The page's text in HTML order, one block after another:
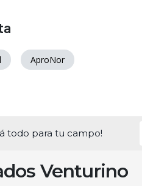
AproNor
todo para tu campo!
Venturino